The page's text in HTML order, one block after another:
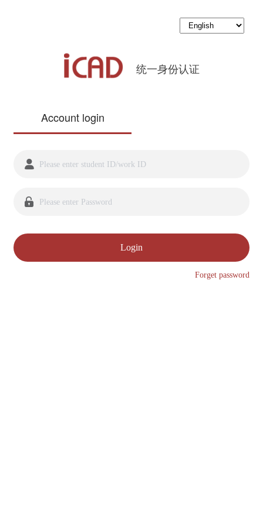
统一身份认证
Account login
Login
Forget password